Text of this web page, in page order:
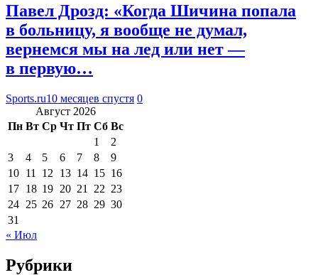
Павел Дрозд: «Когда Шичина попала
в больницу, я вообще не думал,
вернемся мы на лед или нет —
в первую…
Sports.ru10 месяцев спустя 0
Август 2026
Пн Вт Ср Чт Пт Сб Вс
1
2
3
4 5 6 7 8
9
10 11 12 13 14 15 16
17 18 19 20 21 22 23
24 25 26 27 28 29 30
31
« Июл
Рубрики